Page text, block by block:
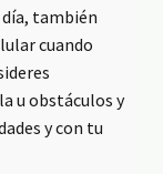
también
cuando
u obstáculos y
y con tu